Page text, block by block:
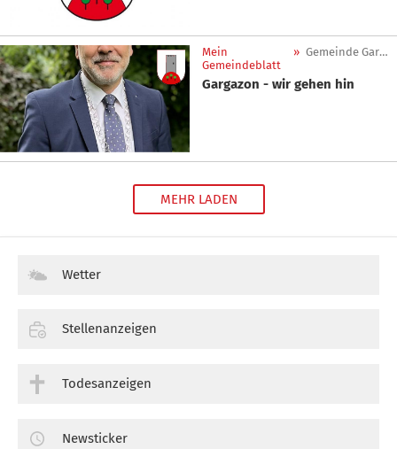
Mein
Gemeindeblatt
» Gemeinde Gargazon
Gargazon - wir gehen hin
MEHR LADEN
Wetter
Stellenanzeigen
Todesanzeigen
Newsticker